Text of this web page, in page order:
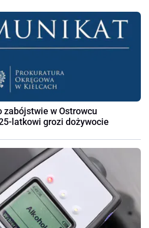
zabójstwie w Ostrowcu
latkowi grozi dożywocie